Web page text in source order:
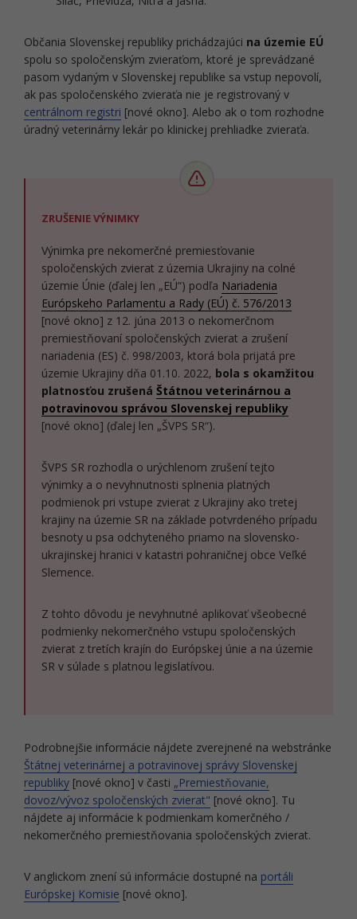
Občania Slovenskej republiky prichádzajúci na územie EÚ
spolu so spoločenským zvieraťom, ktoré je sprevádzané
pasom vydaným v Slovenskej republike sa vstup nepovolí,
ak pas spoločenského zvieraťa nie je registrovaný v
centrálnom registri [nové okno]. Alebo ak o tom rozhodne
úradný veterinárny lekár po klinickej prehliadke zvieraťa.
ZRUŠENIE VÝNIMKY
Výnimka pre nekomerčné premiesťovanie
spoločenských zvierat z územia Ukrajiny na colné
územie Únie (ďalej len „EÚ“) podľa Nariadenia
Európskeho Parlamentu a Rady (EÚ) č. 576/2013
[nové okno] z 12. júna 2013 o nekomerčnom
premiestňovaní spoločenských zvierat a zrušení
nariadenia (ES) č. 998/2003, ktorá bola prijatá pre
územie Ukrajiny dňa 01.10. 2022, bola s okamžitou
platnosťou zrušená Štátnou veterinárnou a
potravinovou správou Slovenskej republiky
[nové okno] (ďalej len „ŠVPS SR“).
ŠVPS SR rozhodla o urýchlenom zrušení tejto
výnimky a o nevyhnutnosti splnenia platných
podmienok pri vstupe zvierat z Ukrajiny ako tretej
krajiny na územie SR na základe potvrdeného prípadu
besnoty u psa odchyteného priamo na slovensko-
ukrajinskej hranici v katastri pohraničnej obce Veľké
Slemence.
Z tohto dôvodu je nevyhnutné aplikovať všeobecné
podmienky nekomerčného vstupu spoločenských
zvierat z tretích krajín do Európskej únie a na územie
SR v súlade s platnou legislatívou.
Podrobnejšie informácie nájdete zverejnené na webstránke
Štátnej veterinárnej a potravinovej správy Slovenskej
republiky [nové okno] v časti „Premiestňovanie,
dovoz/vývoz spoločenských zvierat" [nové okno]. Tu
nájdete aj informácie k podmienkam komerčného /
nekomerčného premiestňovania spoločenských zvierat.
V anglickom znení sú informácie dostupné na portáli
Európskej Komisie [nové okno].